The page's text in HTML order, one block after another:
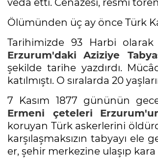
vedâ etti. Cenazesi, resmi
Ölümünden üç ay önce Türk
Tarihimizde 93 Harbi olarak
Erzurum'daki
Aziziye
şekilde tarihe yazdırdı.
katılmıştı. O sıralarda 20
7 Kasım 1877 gününün
Ermeni çeteleri
koruyan Türk askerlerini
karşılaşmaksızın tabyayı
er, şehir merkezine ulaşıp